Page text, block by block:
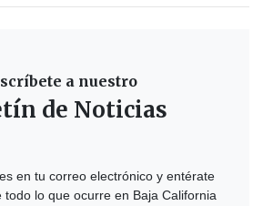
a nuestro
de Noticias
en tu correo electrónico y entérate
todo lo que ocurre en Baja California